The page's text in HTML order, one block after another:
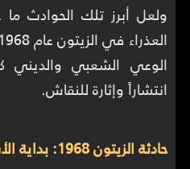
ولعل أبرز تلك الحوادث
الوعي الشعبي والديني
انتشاراً وإثارة للنقاش.
حادثة الزيتون 1968: بداية الأسطورة